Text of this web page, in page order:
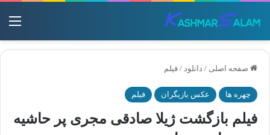
صفحه اصلی / دانلود / فیلم
چهره ها عکس بازیگران فیلم
فیلم بازگشت ژیلا صادقی مجری پر حاشیه